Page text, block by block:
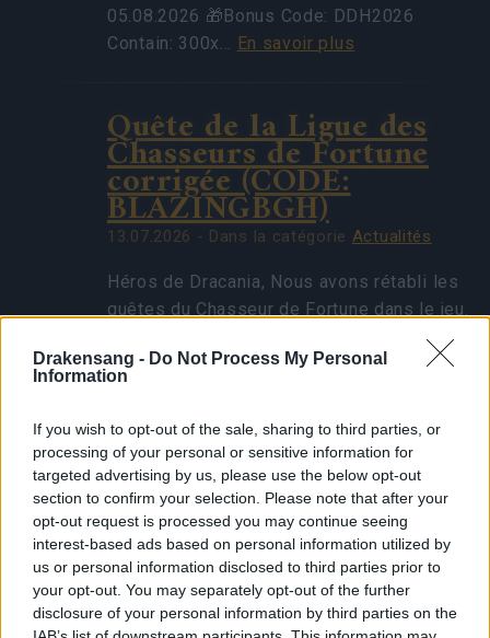
Drakensang - Do Not Process My Personal
Information
If you wish to opt-out of the sale, sharing to third parties, or
processing of your personal or sensitive information for
targeted advertising by us, please use the below opt-out
section to confirm your selection. Please note that after your
opt-out request is processed you may continue seeing
interest-based ads based on personal information utilized by
us or personal information disclosed to third parties prior to
your opt-out. You may separately opt-out of the further
disclosure of your personal information by third parties on the
05.08.2026 🎁Bonus Code: DDH2026
Contain: 300x…
En savoir plus
Quête de la Ligue des
Chasseurs de Fortune
corrigée (CODE:
BLAZINGBGH)
13.07.2026 - Dans la catégorie Actualités
Héros de Dracania, Nous avons rétabli les
quêtes du Chasseur de Fortune dans le jeu.
Leur suppression lors de la dernière mise
à jour n’était pas intentionnelle. Il s’agit…
Voir toutes les nouveautés
Release 202
06.12.2017 - Dans la catégorie Mises à jour
Héros de Dracania, mercredi 6 Décembre